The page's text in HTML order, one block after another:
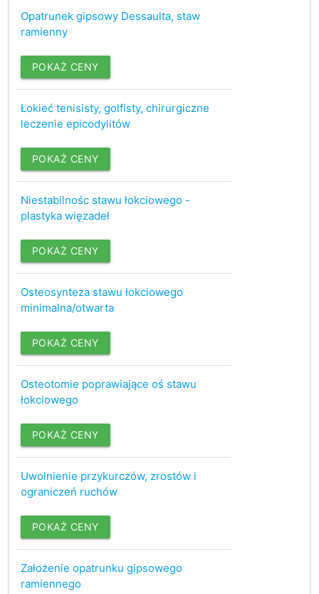
Opatrunek gipsowy Dessaulta, staw
ramienny
POKAŻ CENY
Łokieć tenisisty, golfisty, chirurgiczne
leczenie epicodylitów
POKAŻ CENY
Niestabilnośc stawu łokciowego -
plastyka więzadeł
POKAŻ CENY
Osteosynteza stawu łokciowego
minimalna/otwarta
POKAŻ CENY
Osteotomie poprawiające oś stawu
łokciowego
POKAŻ CENY
Uwolnienie przykurczów, zrostów i
ograniczeń ruchów
POKAŻ CENY
Założenie opatrunku gipsowego
ramiennego